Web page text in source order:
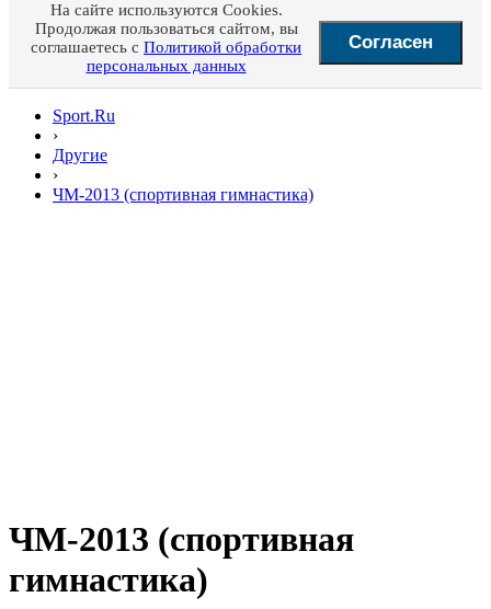
На сайте используются Cookies.
Продолжая пользоваться сайтом, вы
соглашаетесь с Политикой обработки
персональных данных
Согласен
Sport.Ru
›
Другие
›
ЧМ-2013 (спортивная гимнастика)
ЧМ-2013 (спортивная
гимнастика)